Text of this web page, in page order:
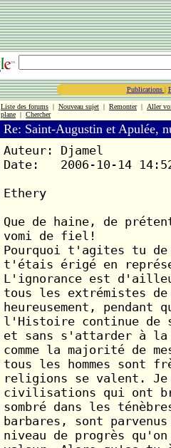
Publications |
Liste des forums | Nouveau sujet | Remonter| Aller
plane | Chercher
Re: Saint-Augustin et Apulée,
Auteur: Djamel
Date: 2006-10-14
Ethery
Que de haine, de
vomi de fiel!
Pourquoi t'agites tu de
t'étais érigé en
L'ignorance est
tous les extrémistes
heureusement,
l'Histoire continue de
et sans s'attarder à la
comme la majorité de
tous les hommes sont
religions se valent. Je
civilisations qui ont
sombré dans les
barbares, sont
niveau de progrès